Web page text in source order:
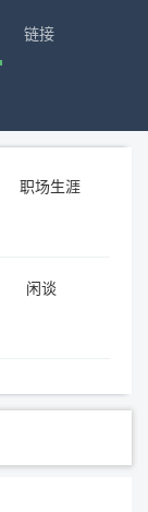
链接
职场生涯
闲谈